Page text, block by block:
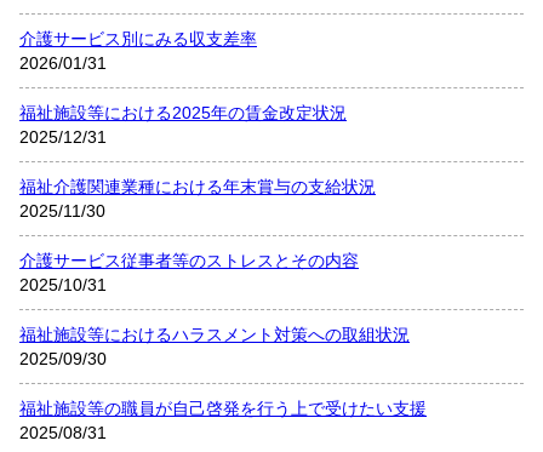
介護サービス別にみる収支差率
2026/01/31
福祉施設等における2025年の賃金改定状況
2025/12/31
福祉介護関連業種における年末賞与の支給状況
2025/11/30
介護サービス従事者等のストレスとその内容
2025/10/31
福祉施設等におけるハラスメント対策への取組状況
2025/09/30
福祉施設等の職員が自己啓発を行う上で受けたい支援
2025/08/31